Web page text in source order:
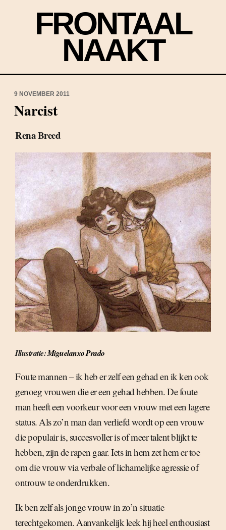
FRONTAAL
NAAKT
9 NOVEMBER 2011
Narcist
Rena Breed
Illustratie:Miguelanxo Prado
Foute mannen – ik heb er zelf een gehad en ik ken ook
genoeg vrouwen die er een gehad hebben. De foute
man heeft een voorkeur voor een vrouw met een lagere
status. Als zo’n man dan verliefd wordt op een vrouw
die populair is, succesvoller is of meer talent blijkt te
hebben, zijn de rapen gaar. Iets in hem zet hem er toe
om die vrouw via verbale of lichamelijke agressie of
ontrouw te onderdrukken.
Ik ben zelf als jonge vrouw in zo’n situatie
terechtgekomen. Aanvankelijk leek hij heel enthousiast